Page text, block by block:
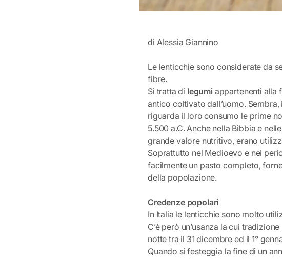
di Alessia Giannino
Le lenticchie sono considerate da
fibre.
Si tratta di legumi appartenenti alla
antico coltivato dall’uomo.
riguarda il loro consumo le prime
5.500 a.C. Anche nella Bibbia e
grande valore nutritivo, erano
Soprattutto nel Medioevo e nei
facilmente un pasto completo,
della popolazione.
Credenze popolari
In Italia le lenticchie sono molto
C’è però un’usanza la cui
notte tra il 31 dicembre ed il 1°
Quando si festeggia la fine di un